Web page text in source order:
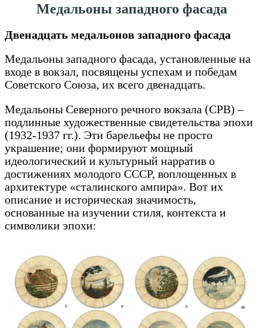
Медальоны западного фасада
Двенадцать медальонов западного фасада
Медальоны западного фасада, установленные на
входе в вокзал, посвящены успехам и победам
Советского Союза, их всего двенадцать.
Медальоны Северного речного вокзала (СРВ) –
подлинные художественные свидетельства эпохи
(1932-1937 гг.). Эти барельефы не просто
украшение; они формируют мощный
идеологический и культурный нарратив о
достижениях молодого СССР, воплощенных в
архитектуре «сталинского ампира». Вот их
описание и историческая значимость,
основанные на изучении стиля, контекста и
символики эпохи: